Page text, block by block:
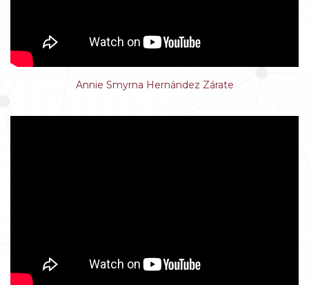
Annie Smyrna Hernández Zárate